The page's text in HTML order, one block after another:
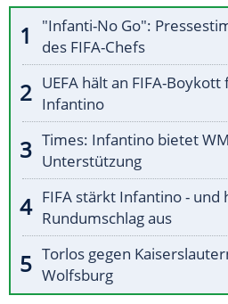
"Infanti-No Go":
des FIFA-Chefs
UEFA hält an FIFA-Boykott
Infantino
Times: Infantino bietet
Unterstützung
FIFA stärkt Infantino - und
Rundumschlag aus
Torlos gegen
Wolfsburg